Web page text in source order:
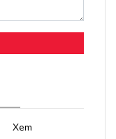
Xem